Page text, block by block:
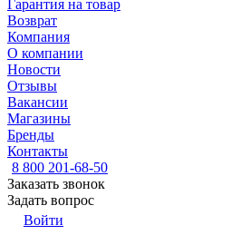
Гарантия на товар
Возврат
Компания
О компании
Новости
Отзывы
Вакансии
Магазины
Бренды
Контакты
8 800 201-68-50
Заказать звонок
Задать вопрос
Войти